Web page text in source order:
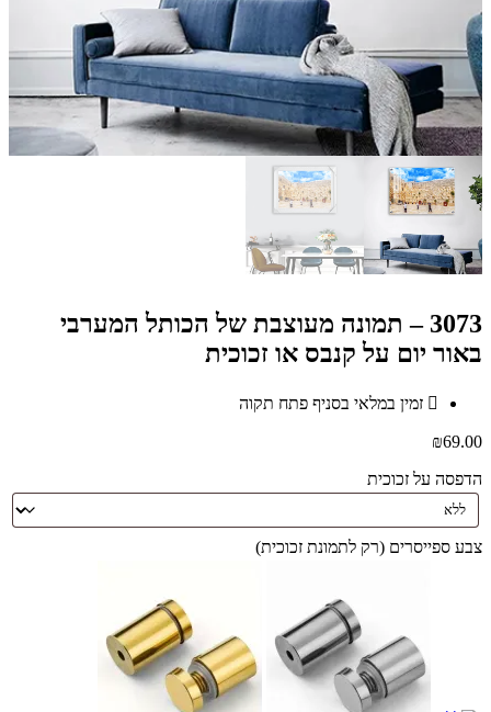
3073 – תמונה מעוצבת של הכותל המערבי
באור יום על קנבס או זכוכית
זמין במלאי בסניף פתח תקוה
₪69.00
הדפסה על זכוכית
צבע ספייסרים (רק לתמונת זכוכית)